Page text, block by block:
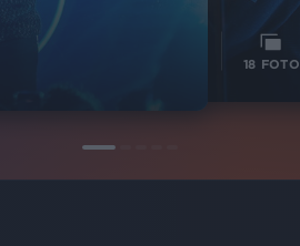
18 FOTO